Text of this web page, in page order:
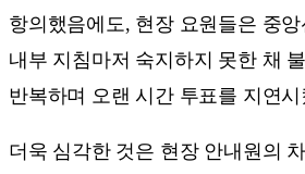
항의했음에도, 현장 요원들은 중
내부 지침마저 숙지하지 못한 채
반복하며 오랜 시간 투표를 지연시
더욱 심각한 것은 현장 안내원의